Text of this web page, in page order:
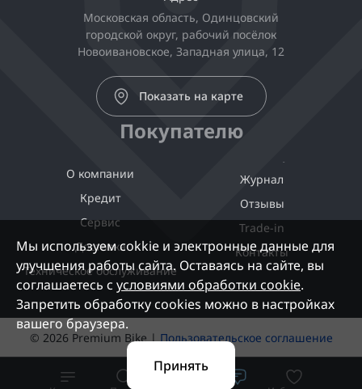
Московская область, Одинцовский
городской округ, рабочий посёлок
Новоивановское, Западная улица, 12
Показать на карте
Покупателю
О компании
Кредит
Сервис
Доставка
Техническое обслуживание
Журнал
Отзывы
Trade-in
Контакты
© 2026 Premium Bike |Пользовательское соглашение
Мы используем cokkie и электронные данные для
улучшения работы сайта. Оставаясь на сайте, вы
соглашаетесь с условиями обработки cookie.
Запретить обработку cookies можно в настройках
вашего браузера.
Принять